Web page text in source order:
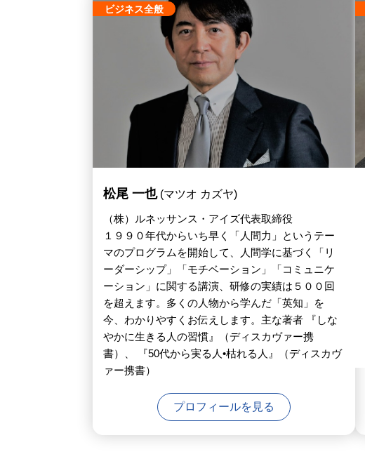
ビジネス全般
松尾 一也(マツオ カズヤ)
（株）ルネッサンス・アイズ代表取締役
１９９０年代からいち早く「人間力」というテー
マのプログラムを開始して、人間学に基づく「リ
ーダーシップ」「モチベーション」「コミュニケ
ーション」に関する講演、研修の実績は５００回
を超えます。多くの人物から学んだ「英知」を
今、わかりやすくお伝えします。主な著者 『しな
やかに生きる人の習慣』（ディスカヴァー携
書）、 『50代から実る人•枯れる人』（ディスカヴ
ァー携書）
プロフィールを見る